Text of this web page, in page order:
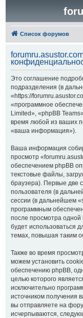
Список форумов
Это соглашение
подразделения (в
«https://
«программное
Limited», «phpBB
время любой из ваших
«ваша информация»).
Ваша информация
просмотр
обеспечением phpBB
текстовые файлы,
браузера). Первые две
пользователя (в
сессии (в дальнейшем
программным
после просмотра
будет использоваться
темах, повышая таким
Также во время
можем установить
обеспечению phpBB,
целью которого
исключительно
источником получения
вы отправляете на
исчерпываются,